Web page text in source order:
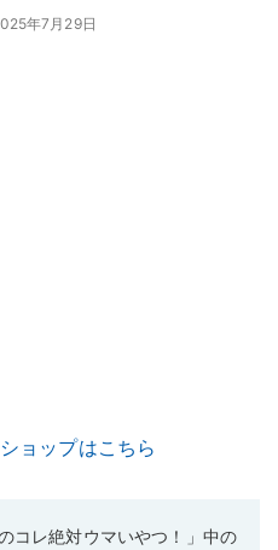
年7月29日
ョップはこちら
コレ絶対ウマいやつ！」中の